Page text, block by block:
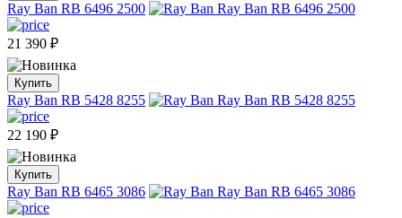
Ray Ban RB 6496 2500
21 390 ₽
Купить
Ray Ban RB 5428 8255
22 190 ₽
Купить
Ray Ban RB 6465 3086